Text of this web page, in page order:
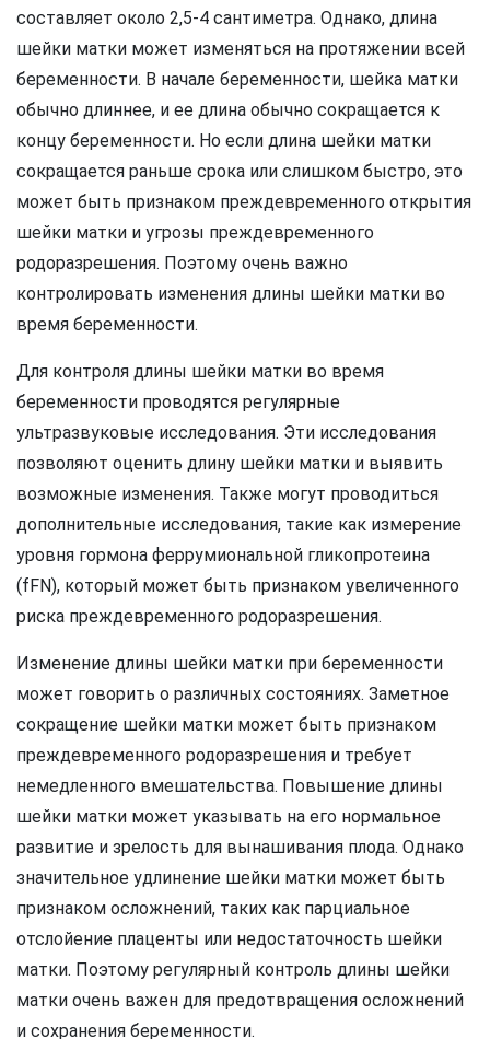
составляет около 2,5-4 сантиметра. Однако, длина
шейки матки может изменяться на протяжении всей
беременности. В начале беременности, шейка матки
обычно длиннее, и ее длина обычно сокращается к
концу беременности. Но если длина шейки матки
сокращается раньше срока или слишком быстро, это
может быть признаком преждевременного открытия
шейки матки и угрозы преждевременного
родоразрешения. Поэтому очень важно
контролировать изменения длины шейки матки во
время беременности.
Для контроля длины шейки матки во время
беременности проводятся регулярные
ультразвуковые исследования. Эти исследования
позволяют оценить длину шейки матки и выявить
возможные изменения. Также могут проводиться
дополнительные исследования, такие как измерение
уровня гормона феррумиональной гликопротеина
(fFN), который может быть признаком увеличенного
риска преждевременного родоразрешения.
Изменение длины шейки матки при беременности
может говорить о различных состояниях. Заметное
сокращение шейки матки может быть признаком
преждевременного родоразрешения и требует
немедленного вмешательства. Повышение длины
шейки матки может указывать на его нормальное
развитие и зрелость для вынашивания плода. Однако
значительное удлинение шейки матки может быть
признаком осложнений, таких как парциальное
отслойение плаценты или недостаточность шейки
матки. Поэтому регулярный контроль длины шейки
матки очень важен для предотвращения осложнений
и сохранения беременности.